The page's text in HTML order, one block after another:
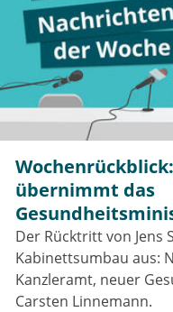
übernimmt das
Der Rücktritt von Jens
Kabinettsumbau aus:
Kanzleramt, neuer
Carsten Linnemann.